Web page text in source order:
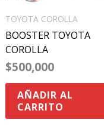
TOYOTA COROLLA
BOOSTER TOYOTA
COROLLA
$500,000
AÑADIR AL
CARRITO